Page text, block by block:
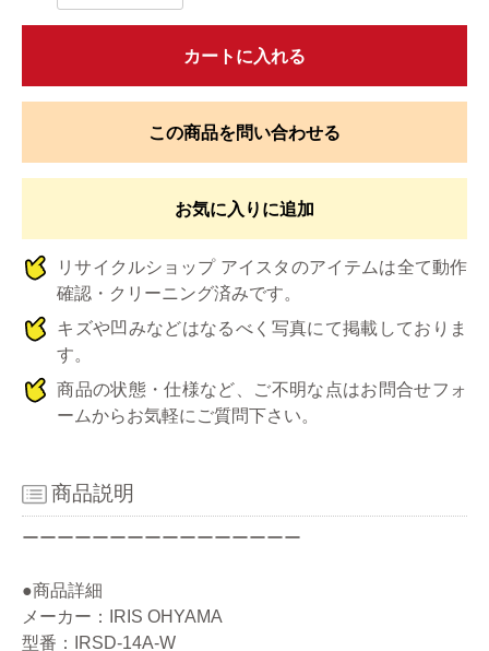
カートに入れる
この商品を問い合わせる
お気に入りに追加
リサイクルショップ アイスタのアイテムは全て動作
確認・クリーニング済みです。
キズや凹みなどはなるべく写真にて掲載しておりま
す。
商品の状態・仕様など、ご不明な点はお問合せフォ
ームからお気軽にご質問下さい。
商品説明
ーーーーーーーーーーーーーーーー
●商品詳細
メーカー：IRIS OHYAMA
型番：IRSD-14A-W